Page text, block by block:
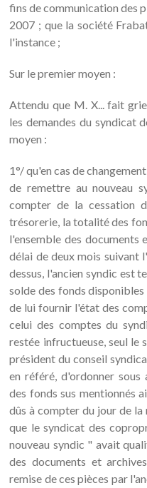
fins de communication des
2007 ; que la société
l'instance ;
Sur le premier moyen :
Attendu que M. X... fait
les demandes du syndicat
moyen :
1°/ qu'en cas de
de remettre au nouveau
compter de la cessation
trésorerie, la totalité des
l'ensemble des documents
délai de deux mois suivant
dessus, l'ancien syndic est
solde des fonds
de lui fournir l'état des
celui des comptes du
restée infructueuse, seul le
président du conseil
en référé, d'ordonner
des fonds sus mentionnés
dûs à compter du jour de la
que le syndicat des
nouveau syndic " avait
des documents et
remise de ces pièces par